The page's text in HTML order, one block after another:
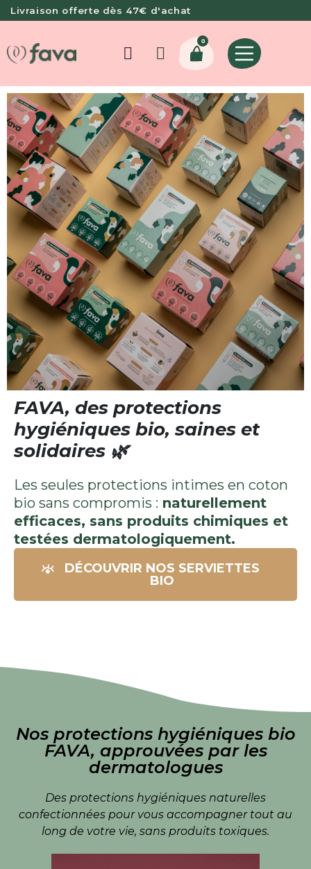
Livraison offerte dès 47€ d'achat
0
FAVA, des protections
hygiéniques bio, saines et
solidaires 🌿
Les seules protections intimes en coton
bio sans compromis : naturellement
efficaces, sans produits chimiques et
testées dermatologiquement.
DÉCOUVRIR NOS SERVIETTES
BIO
Nos protections hygiéniques bio
FAVA, approuvées par les
dermatologues
Des protections hygiéniques naturelles
confectionnées pour vous accompagner tout au
long de votre vie, sans produits toxiques.